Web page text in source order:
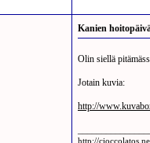
Kanien
Olin siellä
Jotain kuvia:
http://
http://